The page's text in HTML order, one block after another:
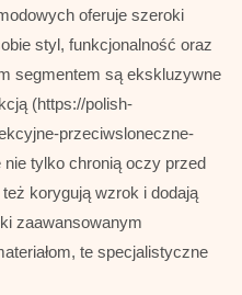
oferuje szeroki
styl, funkcjonalność oraz
segmentem są ekskluzywne
(https://polish-
przeciwsloneczne-
tylko chronią oczy przed
korygują wzrok i dodają
zaawansowanym
te specjalistyczne